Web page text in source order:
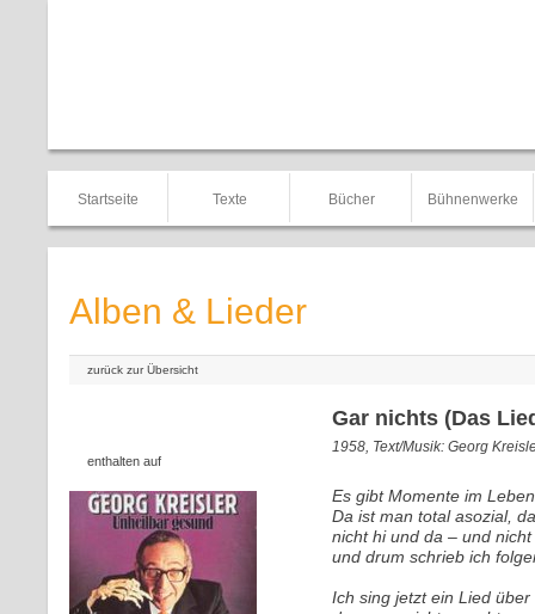
Startseite Texte Bücher Bühnenwerke
Alben & Lieder
zurück zur Übersicht
enthalten auf
Gar nichts (Das
1958, Text/Musik: Georg
Es gibt Momente im
Da ist man total asozial,
nicht hi und da – und
und drum schrieb ich
Ich sing jetzt ein Lied